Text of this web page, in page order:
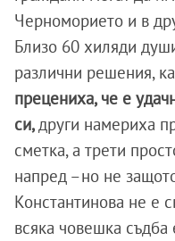
Черноморието и в
Близо 60 хиляди
различни решения,
прецениха, че е
си,други намериха
сметка, а трети
напред –но не
Константинова не е
всяка човешка